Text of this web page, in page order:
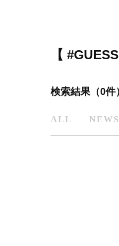
【 #GUESS
検索結果（0件
ALL NEWS